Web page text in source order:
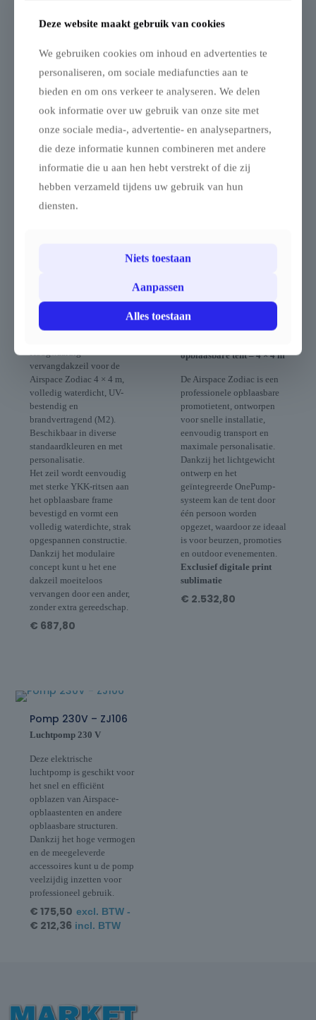
✔ Uitgebreide personalisatiemogelijkheden
✔ Beschikbaar met diverse zijwanden
✔ Stevige en duurzame opblaasbare structuur
visibiliteit en professionele uitstraling — ideaal voor elke
bedrijfsactivatie, beursstand of promotoepassing.
Aanvullende informatie
Beoordelingen0
Zodiac dak 4mx4m
Zodiac – 4 × 4 m
vervangdakzeil voor de
Airspace Zodiac 4 × 4 m,
volledig waterdicht, UV-
bestendig en
brandvertragend (M2).
Beschikbaar in diverse
standaardkleuren en met
personalisatie.
Het zeil wordt eenvoudig
met sterke YKK-ritsen aan
het opblaasbare frame
bevestigd en vormt een
volledig waterdichte, strak
opgespannen constructie.
Dankzij het modulaire
concept kunt u het ene
dakzeil moeiteloos
vervangen door een ander,
zonder extra gereedschap.
€ 687,80
Opblaasbare tent
Zodiac – 4x4m
Gekleurd frame –
opblaasbare tent – 4 × 4 m
De Airspace Zodiac is een
professionele opblaasbare
promotietent, ontworpen
voor snelle installatie,
eenvoudig transport en
maximale personalisatie.
Dankzij het lichtgewicht
ontwerp en het
geïntegreerde OnePump-
systeem kan de tent door
één persoon worden
opgezet, waardoor ze ideaal
is voor beurzen, promoties
en outdoor evenementen.
Exclusief digitale print
sublimatie
€ 2.532,80
Pomp 230V – ZJ106
Luchtpomp 230 V
Deze elektrische
luchtpomp is geschikt voor
het snel en efficiënt
opblazen van Airspace-
opblaastenten en andere
opblaasbare structuren.
Dankzij het hoge vermogen
en de meegeleverde
accessoires kunt u de pomp
veelzijdig inzetten voor
professioneel gebruik.
€ 175,50 excl. BTW -
€ 212,36incl. BTW
Deze website maakt gebruik van cookies
We gebruiken cookies om inhoud en advertenties te
personaliseren, om sociale mediafuncties aan te
bieden en om ons verkeer te analyseren. We delen
ook informatie over uw gebruik van onze site met
onze sociale media-, advertentie- en analysepartners,
die deze informatie kunnen combineren met andere
informatie die u aan hen hebt verstrekt of die zij
hebben verzameld tijdens uw gebruik van hun
diensten.
Niets toestaan
Aanpassen
Alles toestaan